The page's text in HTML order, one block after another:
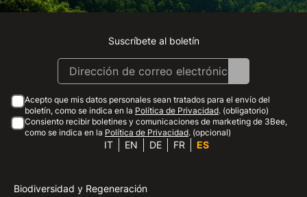
Instagram
Facebook
Linkedin
Youtube
Suscríbete al boletín
Acepto que mis datos personales sean tratados para el envío del
boletín, como se indica en la Política de Privacidad. (obligatorio)
Consiento recibir boletines y comunicaciones de marketing de 3Bee,
como se indica en la Política de Privacidad. (opcional)
IT EN DE FR ES
Biodiversidad y Regeneración